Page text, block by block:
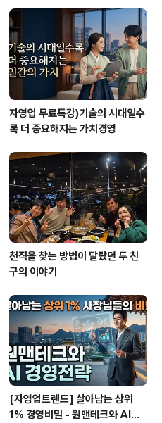
자영업 무료특강)기술의 시대일수
록 더 중요해지는 가치경영
천직을 찾는 방법이 달랐던 두 친
구의 이야기
[자영업트렌드] 살아남는 상위
1% 경영비밀 - 원맨테크와 AI경